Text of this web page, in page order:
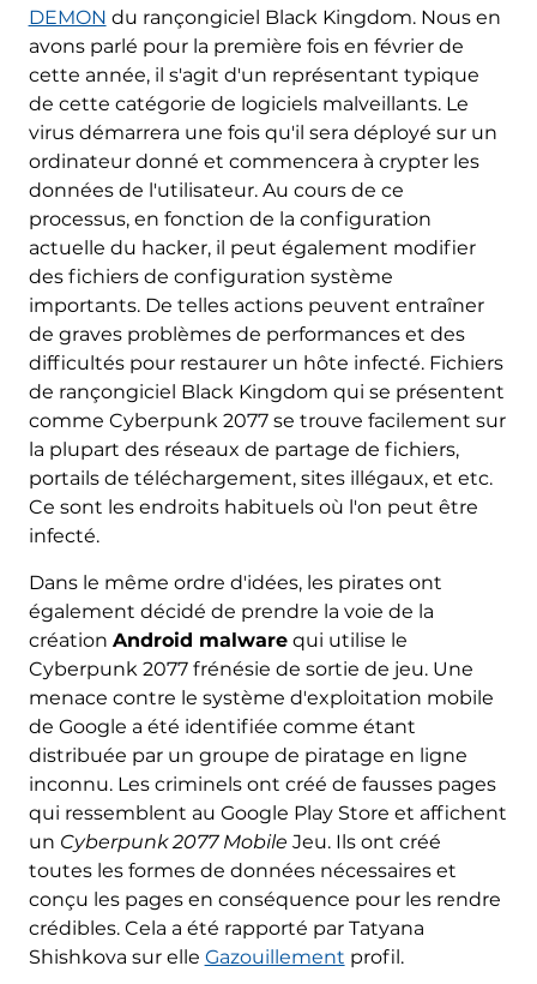
DEMON du rançongiciel Black Kingdom. Nous en
avons parlé pour la première fois en février de
cette année, il s'agit d'un représentant typique
de cette catégorie de logiciels malveillants. Le
virus démarrera une fois qu'il sera déployé sur un
ordinateur donné et commencera à crypter les
données de l'utilisateur. Au cours de ce
processus, en fonction de la configuration
actuelle du hacker, il peut également modifier
des fichiers de configuration système
importants. De telles actions peuvent entraîner
de graves problèmes de performances et des
difficultés pour restaurer un hôte infecté. Fichiers
de rançongiciel Black Kingdom qui se présentent
comme Cyberpunk 2077 se trouve facilement sur
la plupart des réseaux de partage de fichiers,
portails de téléchargement, sites illégaux, et etc.
Ce sont les endroits habituels où l'on peut être
infecté.
Dans le même ordre d'idées, les pirates ont
également décidé de prendre la voie de la
création Android malwarequi utilise le
Cyberpunk 2077 frénésie de sortie de jeu. Une
menace contre le système d'exploitation mobile
de Google a été identifiée comme étant
distribuée par un groupe de piratage en ligne
inconnu. Les criminels ont créé de fausses pages
qui ressemblent au Google Play Store et affichent
un Cyberpunk 2077 Mobile Jeu. Ils ont créé
toutes les formes de données nécessaires et
conçu les pages en conséquence pour les rendre
crédibles. Cela a été rapporté par Tatyana
Shishkova sur elle Gazouillement profil.